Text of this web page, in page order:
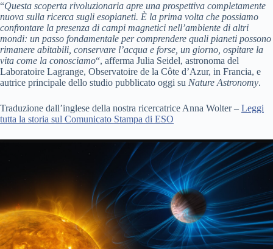
“Questa scoperta rivoluzionaria apre una prospettiva completamente
nuova sulla ricerca sugli esopianeti. È la prima volta che possiamo
confrontare la presenza di campi magnetici nell’ambiente di altri
mondi: un passo fondamentale per comprendere quali pianeti possono
rimanere abitabili, conservare l’acqua e forse, un giorno, ospitare la
vita come la conosciamo“, afferma Julia Seidel, astronoma del
Laboratoire Lagrange, Observatoire de la Côte d’Azur, in Francia, e
autrice principale dello studio pubblicato oggi su Nature Astronomy.
Traduzione dall’inglese della nostra ricercatrice Anna Wolter – Leggi
tutta la storia sul Comunicato Stampa di ESO